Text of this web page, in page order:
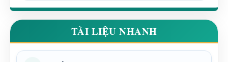
TÀI LIỆU NHANH